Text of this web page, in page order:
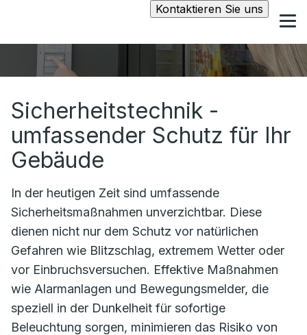
Kontaktieren Sie uns
Sicherheitstechnik -
umfassender Schutz für Ihr
Gebäude
In der heutigen Zeit sind umfassende
Sicherheitsmaßnahmen unverzichtbar. Diese
dienen nicht nur dem Schutz vor natürlichen
Gefahren wie Blitzschlag, extremem Wetter oder
vor Einbruchsversuchen. Effektive Maßnahmen
wie Alarmanlagen und Bewegungsmelder, die
speziell in der Dunkelheit für sofortige
Beleuchtung sorgen, minimieren das Risiko von